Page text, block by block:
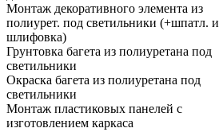
Монтаж декоративного элемента из
полиурет. под светильники (+шпатл. и
шлифовка)
Грунтовка багета из полиуретана под
светильники
Окраска багета из полиуретана под
светильники
Монтаж пластиковых панелей с
изготовлением каркаса